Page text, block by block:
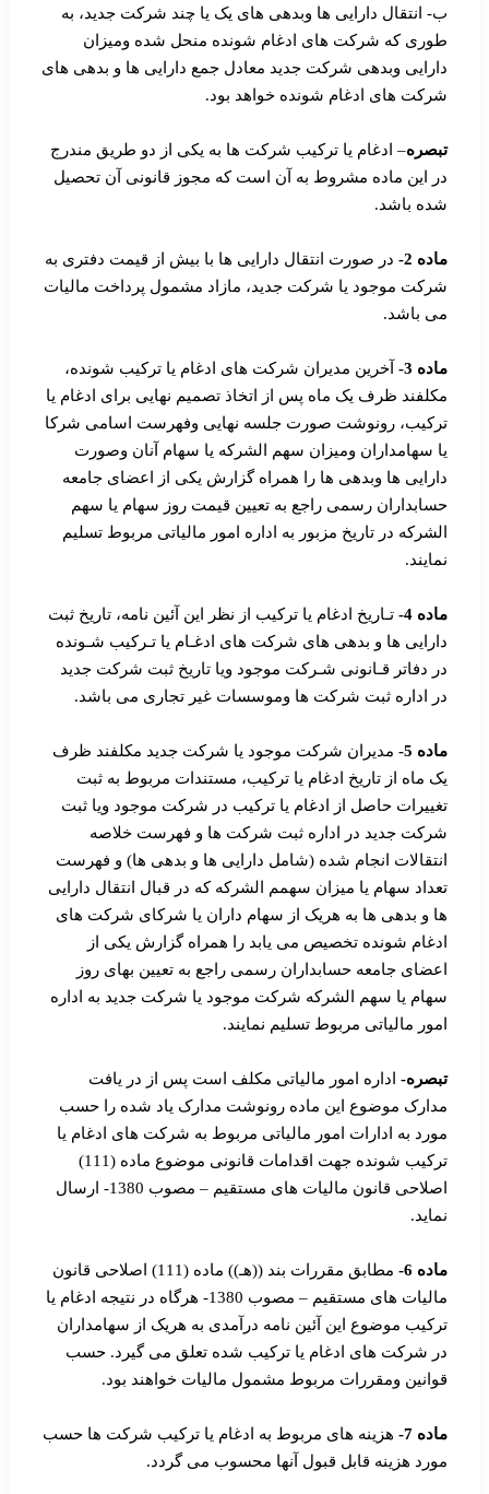
ب- انتقال دارایی ها وبدهی های یک یا چند شرکت جدید، به
طوری که شرکت های ادغام شونده منحل شده ومیزان
دارایی وبدهی شرکت جدید معادل جمع دارایی ها و بدهی های
شرکت های ادغام شونده خواهد بود.
تبصره– ادغام یا ترکیب شرکت ها به یکی از دو طریق مندرج
در این ماده مشروط به آن است که مجوز قانونی آن تحصیل
شده باشد.
ماده 2-
در صورت انتقال دارایی ها با بیش از قیمت دفتری به
شرکت موجود یا شرکت جدید، مازاد مشمول پرداخت مالیات
می باشد.
ماده 3-
آخرین مدیران شرکت های ادغام یا ترکیب شونده،
مکلفند ظرف یک ماه پس از اتخاذ تصمیم نهایی برای ادغام یا
ترکیب، رونوشت صورت جلسه نهایی وفهرست اسامی شرکا
یا سهامداران ومیزان سهم الشرکه یا سهام آنان وصورت
دارایی ها وبدهی ها را همراه گزارش یکی از اعضای جامعه
حسابداران رسمی راجع به تعیین قیمت روز سهام یا سهم
الشرکه در تاریخ مزبور به اداره امور مالیاتی مربوط تسلیم
نمایند.
ماده 4-
تـاریخ ادغام یا ترکیب از نظر این آئین نامه، تاریخ ثبت
دارایی ها و بدهی های شرکت های ادغـام یا تـرکیب شـونده
در دفاتر قـانونی شـرکت موجود ویا تاریخ ثبت شرکت جدید
در اداره ثبت شرکت ها وموسسات غیر تجاری می باشد.
ماده 5-
مدیران شرکت موجود یا شرکت جدید مکلفند ظرف
یک ماه از تاریخ ادغام یا ترکیب، مستندات مربوط به ثبت
تغییرات حاصل از ادغام یا ترکیب در شرکت موجود ویا ثبت
شرکت جدید در اداره ثبت شرکت ها و فهرست خلاصه
انتقالات انجام شده (شامل دارایی ها و بدهی ها) و فهرست
تعداد سهام یا میزان سهمم الشرکه که در قبال انتقال دارایی
ها و بدهی ها به هریک از سهام داران یا شرکای شرکت های
ادغام شونده تخصیص می یابد را همراه گزارش یکی از
اعضای جامعه حسابداران رسمی راجع به تعیین بهای روز
سهام یا سهم الشرکه شرکت موجود یا شرکت جدید به اداره
امور مالیاتی مربوط تسلیم نمایند.
تبصره-اداره امور مالیاتی مکلف است پس از در یافت
مدارک موضوع این ماده رونوشت مدارک یاد شده را حسب
مورد به ادارات امور مالیاتی مربوط به شرکت های ادغام یا
ترکیب شونده جهت اقدامات قانونی موضوع ماده (111)
اصلاحی قانون مالیات های مستقیم – مصوب 1380- ارسال
نماید.
ماده 6-
مطابق مقررات بند ((هـ)) ماده (111) اصلاحی قانون
مالیات های مستقیم – مصوب 1380- هرگاه در نتیجه ادغام یا
ترکیب موضوع این آئین نامه درآمدی به هریک از سهامداران
در شرکت های ادغام یا ترکیب شده تعلق می گیرد. حسب
قوانین ومقررات مربوط مشمول مالیات خواهند بود.
ماده 7-
هزینه های مربوط به ادغام یا ترکیب شرکت ها حسب
مورد هزینه قابل قبول آنها محسوب می گردد.